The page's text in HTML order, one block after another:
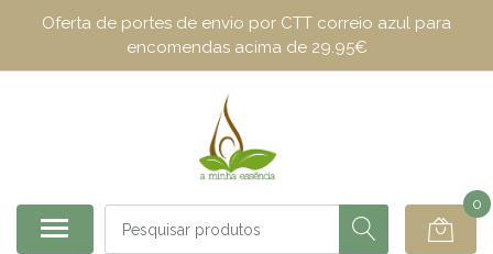
Oferta de portes de envio por CTT correio azul para
encomendas acima de 29.95€
0